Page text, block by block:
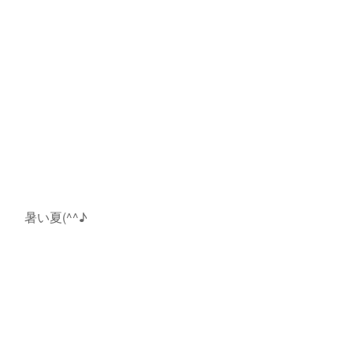
暑い夏(^^♪